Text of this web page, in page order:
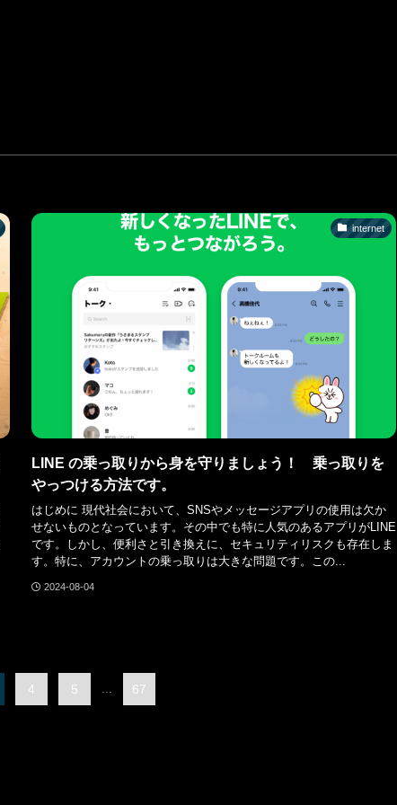
internet
LINE の乗っ取りから身を守りましょう！ 乗っ取りを
やっつける方法です。
はじめに 現代社会において、SNSやメッセージアプリの使用は欠か
せないものとなっています。その中でも特に人気のあるアプリがLINE
です。しかし、便利さと引き換えに、セキュリティリスクも存在しま
す。特に、アカウントの乗っ取りは大きな問題です。この...
2024-08-04
4 5 67